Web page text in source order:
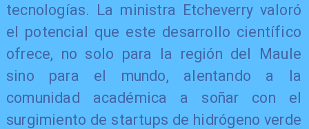
tecnologías. La ministra Etcheverry valoró
el potencial que este desarrollo científico
ofrece, no solo para la región del Maule
sino para el mundo, alentando a la
comunidad académica a soñar con el
surgimiento de startups de hidrógeno verde